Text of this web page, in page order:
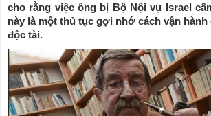
cho rằng việc ông bị Bộ Nội vụ Israel
này là một thủ tục gợi nhớ cách vận
độc tài.